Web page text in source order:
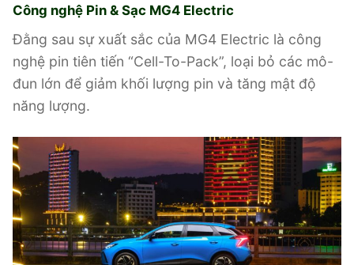
Công nghệ Pin & Sạc MG4 Electric
Đằng sau sự xuất sắc của MG4 Electric là công
nghệ pin tiên tiến “Cell-To-Pack”, loại bỏ các mô-
đun lớn để giảm khối lượng pin và tăng mật độ
năng lượng.